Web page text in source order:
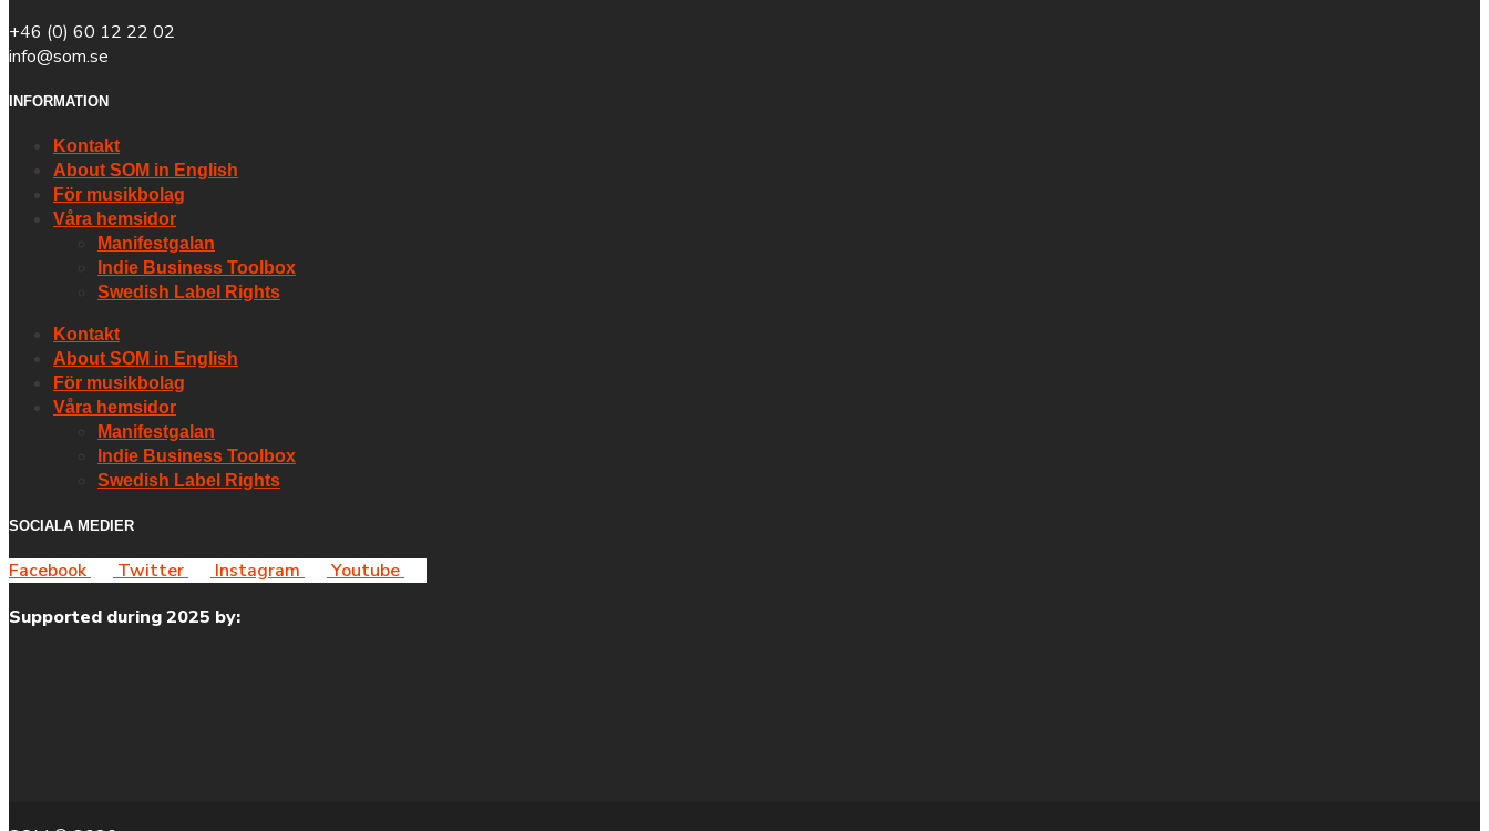
+46 (0) 60 12 22 02
info@som.se
INFORMATION
Kontakt
About SOM in English
För musikbolag
Våra hemsidor
Manifestgalan
Indie Business Toolbox
Swedish Label Rights
Kontakt
About SOM in English
För musikbolag
Våra hemsidor
Manifestgalan
Indie Business Toolbox
Swedish Label Rights
SOCIALA MEDIER
Facebook Twitter Instagram
Youtube
Supported during 2025 by: